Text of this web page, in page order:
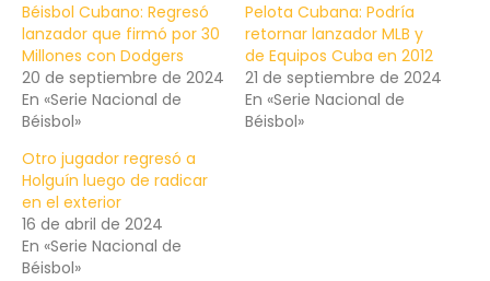
Béisbol Cubano: Regresó
lanzador que firmó por 30
Millones con Dodgers
20 de septiembre de 2024
En «Serie Nacional de
Béisbol»
Pelota Cubana: Podría
retornar lanzador MLB y
de Equipos Cuba en 2012
21 de septiembre de 2024
En «Serie Nacional de
Béisbol»
Otro jugador regresó a
Holguín luego de radicar
en el exterior
16 de abril de 2024
En «Serie Nacional de
Béisbol»